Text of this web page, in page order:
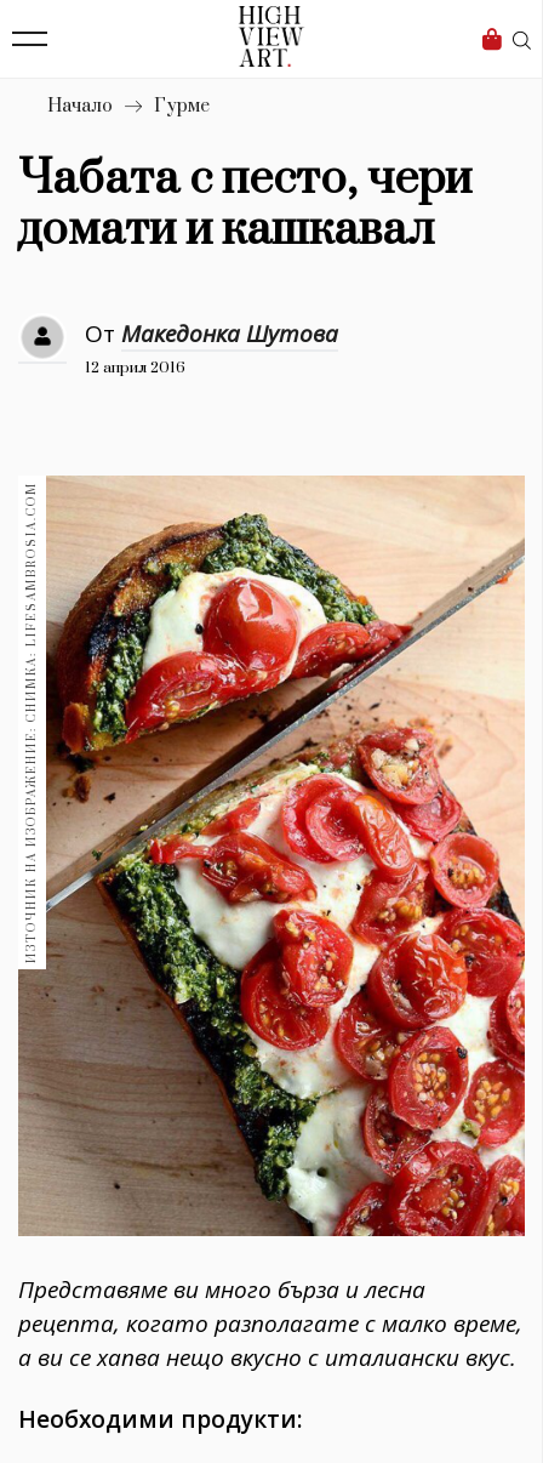
Бизнес
Мода
Dialogue
Изкуство
4340
Красота
777
Книги
30+ 1970
Гурме 1710
Пътувай
237
Здраве 389
Gentlemen
382
Wellness
1817
ПОСЛЕДВАЙТЕ
НИ
Начало Гурме
Чабата с песто, чери
домати и кашкавал
От Македонка Шутова
12 април 2016
ИЗТОЧНИК НА ИЗОБРАЖЕНИЕ: СНИМКА: LIFESAMBROSIA.COM
Представяме ви много бърза и лесна
рецепта, когато разполагате с малко време,
а ви се хапва нещо вкусно с италиански вкус.
Необходими продукти: